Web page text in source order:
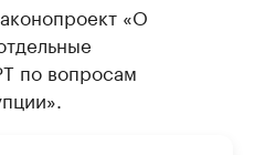
«О
по вопросам